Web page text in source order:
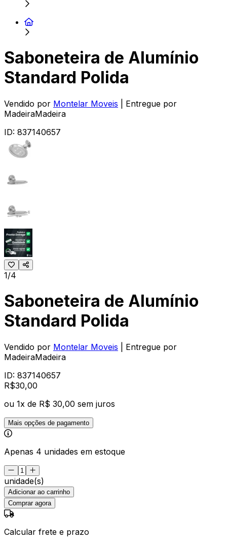
Saboneteira de Alumínio
Standard Polida
Vendido por Montelar Moveis
| Entregue por
MadeiraMadeira
ID: 837140657
1/4
Saboneteira de Alumínio
Standard Polida
Vendido por Montelar Moveis
| Entregue por
MadeiraMadeira
ID: 837140657
R$30,00
ou 1x de R$ 30,00 sem juros
Mais opções de pagamento
Apenas 4 unidades em estoque
unidade(s)
Adicionar ao carrinho
Comprar agora
Calcular frete e prazo